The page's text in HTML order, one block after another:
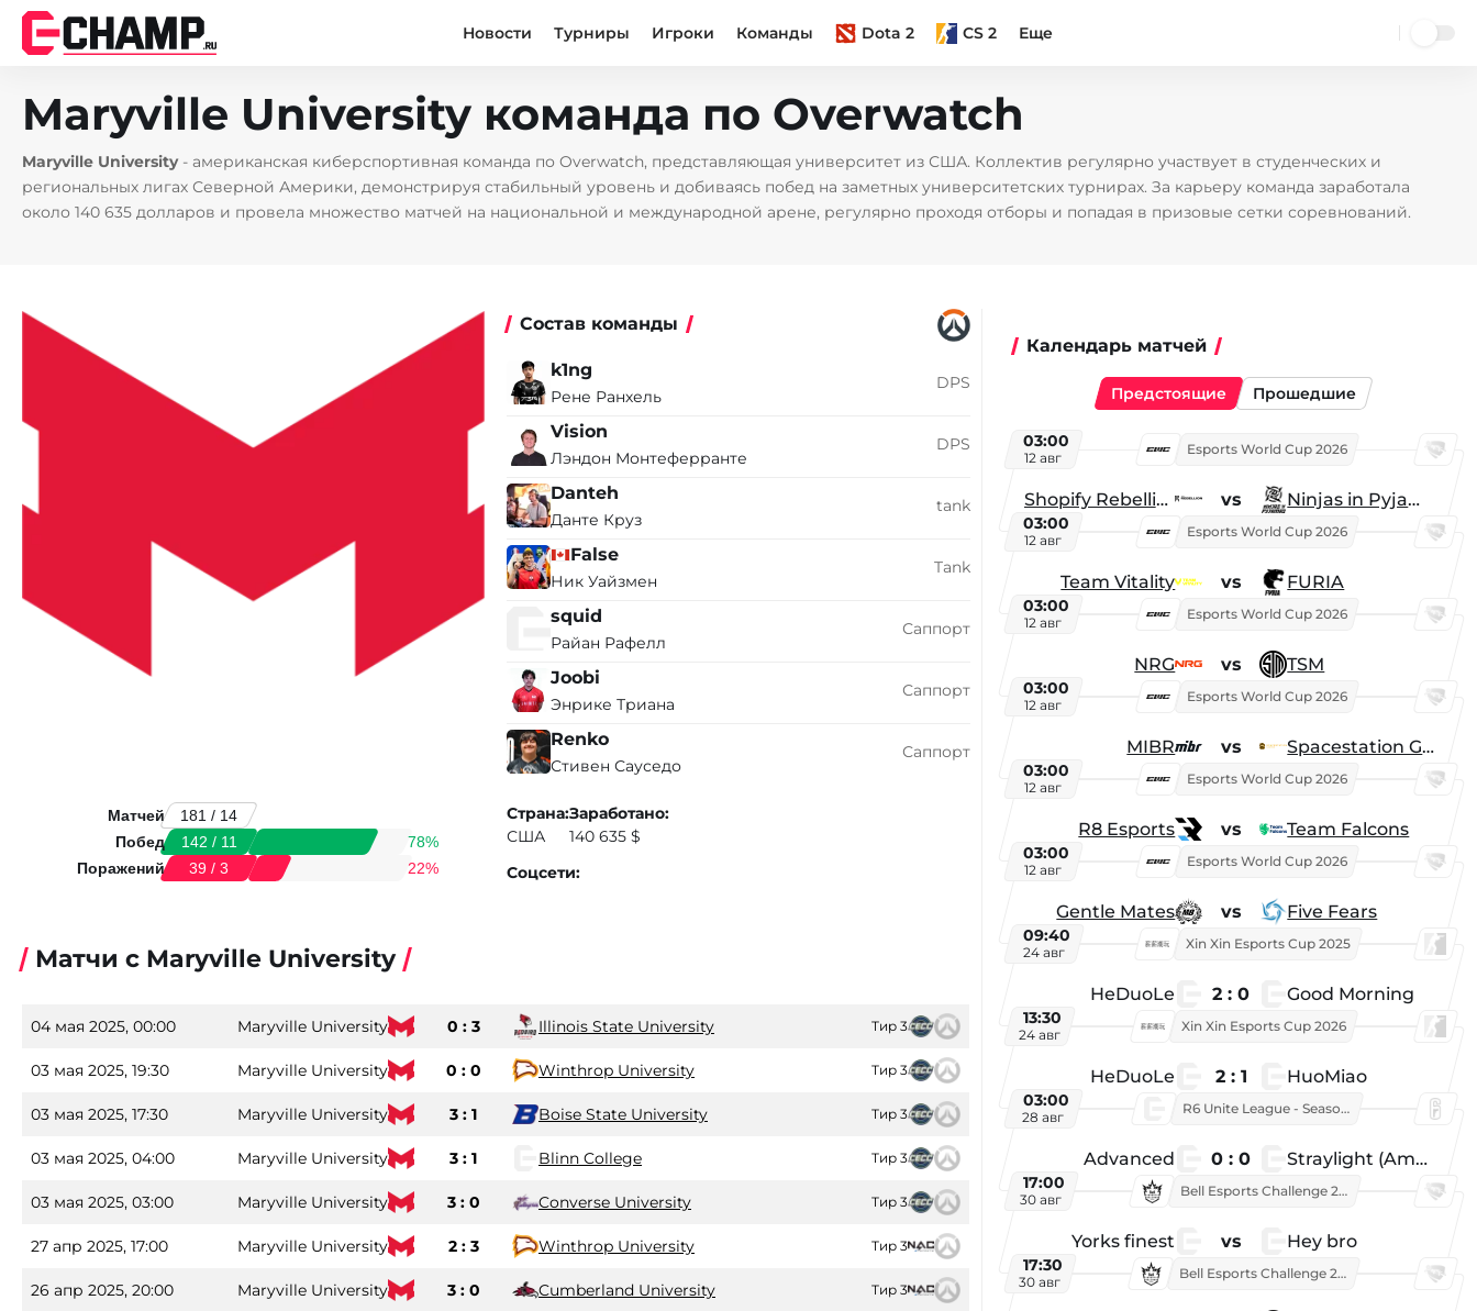
Новости Турниры Игроки Команды Dota 2 CS 2 Еще
Maryville University команда по Overwatch
Maryville University- американская киберспортивная команда по Overwatch, представляющая университет из США. Коллектив регулярно участвует в студенческих и
региональных лигах Северной Америки, демонстрируя стабильный уровень и добиваясь побед на заметных университетских турнирах. За карьеру команда заработала
около 140 635 долларов и провела множество матчей на национальной и международной арене, регулярно проходя отборы и попадая в призовые сетки соревнований.
Состав команды
k1ng
Рене Ранхель
DPS
Vision
Лэндон Монтеферранте
DPS
Danteh
Данте Круз
tank
False
Ник Уайзмен
Tank
squid
Райан Рафелл
Саппорт
Joobi
Энрике Триана
Саппорт
Renko
Стивен Сауседо
Саппорт
Матчей
181 / 14
Побед
142 / 11
78%
Поражений
39 / 3 22%
Страна:
США
Заработано:
140 635 $
Соцсети:
Матчи с Maryville University
04 мая 2025, 00:00 Maryville University 0 : 3 Illinois State University Тир 3
03 мая 2025, 19:30 Maryville University 0 : 0 Winthrop University Тир 3
03 мая 2025, 17:30 Maryville University 3 : 1 Boise State University Тир 3
03 мая 2025, 04:00 Maryville University 3 : 1 Blinn College Тир 3
03 мая 2025, 03:00 Maryville University 3 : 0 Converse University Тир 3
27 апр 2025, 17:00 Maryville University 2 : 3 Winthrop University Тир 3
26 апр 2025, 20:00 Maryville University 3 : 0 Cumberland University Тир 3
Календарь матчей
Предстоящие Прошедшие
03:00
12 авг
Esports World Cup 2026
Shopify Rebellion vs Ninjas in Pyjamas
03:00
12 авг
Esports World Cup 2026
Team Vitality vs FURIA
03:00
12 авг
Esports World Cup 2026
NRG vs TSM
03:00
12 авг
Esports World Cup 2026
MIBR vs Spacestation Gaming
03:00
12 авг
Esports World Cup 2026
R8 Esports vs Team Falcons
03:00
12 авг
Esports World Cup 2026
Gentle Mates vs Five Fears
09:40
24 авг
Xin Xin Esports Cup 2025
HeDuoLe 2 : 0 Good Morning
13:30
24 авг
Xin Xin Esports Cup 2026
HeDuoLe 2 : 1 HuoMiao
03:00
28 авг
R6 Unite League - Season 1
Advanced 0 : 0 Straylight (American team)
17:00
30 авг
Bell Esports Challenge 2026
Yorks finest vs Hey bro
17:30
30 авг
Bell Esports Challenge 2026